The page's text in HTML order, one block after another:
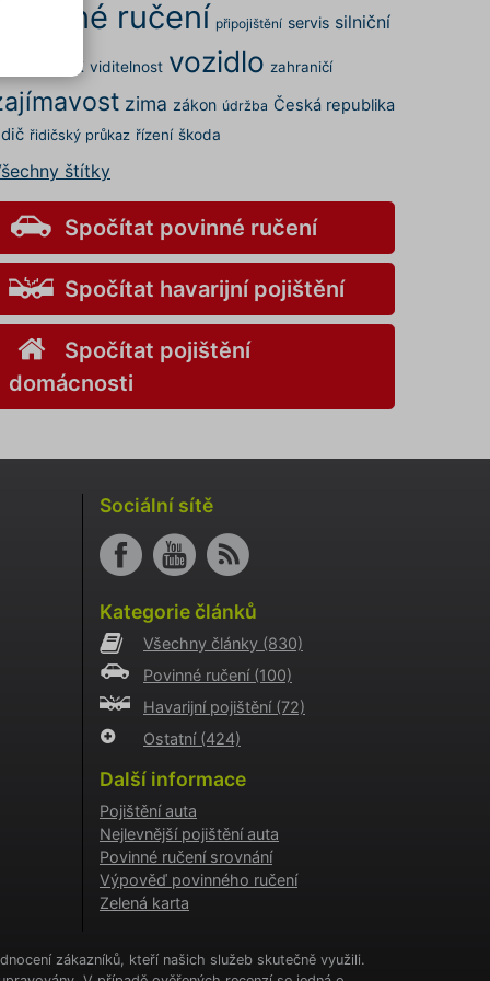
povinné ručení připojištění servis silniční
STK viditelnost vozidlo zahraničí
zima zákon údržba Česká republika
řidičský průkaz řízení škoda
štítky
Spočítat povinné ručení
Spočítat havarijní pojištění
Spočítat pojištění
domácnosti
Sociální sítě
Kategorie článků
Všechny články (830)
Povinné ručení (100)
Havarijní pojištění (72)
Ostatní (424)
Další informace
Pojištění auta
Nejlevnější pojištění auta
Povinné ručení srovnání
Výpověď povinného ručení
Zelená karta
zákazníků, kteří našich služeb skutečně využili.
v